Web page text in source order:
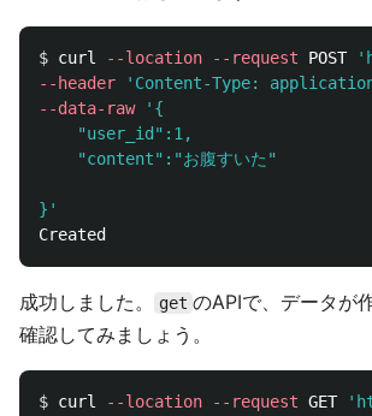
$ curl --location --request POST
--header
'Content-Type:
--data-raw
'{
    "user_id":1,
    "content":"お腹すいた"
}'
成功しました。 get のAPIで、データが
確認してみましょう。
$ curl --location --request GET